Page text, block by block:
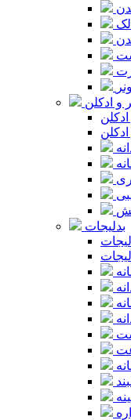
و ادکلن
بدلیجات